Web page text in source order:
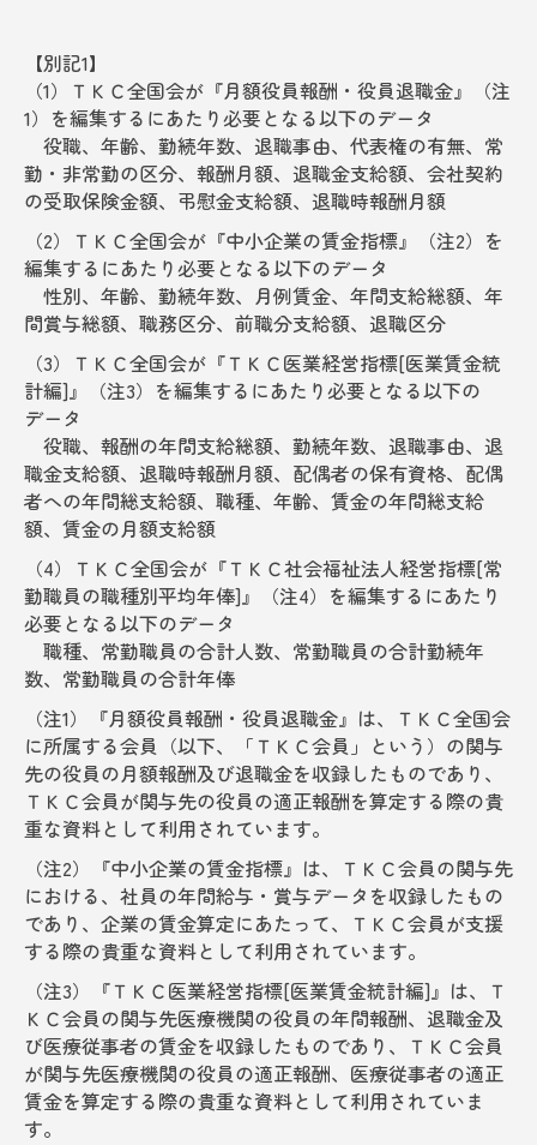
【別記1】
（1）ＴＫＣ全国会が『月額役員報酬・役員退職金』（注
1）を編集するにあたり必要となる以下のデータ
役職、年齢、勤続年数、退職事由、代表権の有無、常
勤・非常勤の区分、報酬月額、退職金支給額、会社契約
の受取保険金額、弔慰金支給額、退職時報酬月額
（2）ＴＫＣ全国会が『中小企業の賃金指標』（注2）を
編集するにあたり必要となる以下のデータ
性別、年齢、勤続年数、月例賃金、年間支給総額、年
間賞与総額、職務区分、前職分支給額、退職区分
（3）ＴＫＣ全国会が『ＴＫＣ医業経営指標[医業賃金統
計編]』（注3）を編集するにあたり必要となる以下の
データ
役職、報酬の年間支給総額、勤続年数、退職事由、退
職金支給額、退職時報酬月額、配偶者の保有資格、配偶
者への年間総支給額、職種、年齢、賃金の年間総支給
額、賃金の月額支給額
（4）ＴＫＣ全国会が『ＴＫＣ社会福祉法人経営指標[常
勤職員の職種別平均年俸]』（注4）を編集するにあたり
必要となる以下のデータ
職種、常勤職員の合計人数、常勤職員の合計勤続年
数、常勤職員の合計年俸
（注1）『月額役員報酬・役員退職金』は、ＴＫＣ全国会
に所属する会員（以下、「ＴＫＣ会員」という）の関与
先の役員の月額報酬及び退職金を収録したものであり、
ＴＫＣ会員が関与先の役員の適正報酬を算定する際の貴
重な資料として利用されています。
（注2）『中小企業の賃金指標』は、ＴＫＣ会員の関与先
における、社員の年間給与・賞与データを収録したもの
であり、企業の賃金算定にあたって、ＴＫＣ会員が支援
する際の貴重な資料として利用されています。
（注3）『ＴＫＣ医業経営指標[医業賃金統計編]』は、Ｔ
ＫＣ会員の関与先医療機関の役員の年間報酬、退職金及
び医療従事者の賃金を収録したものであり、ＴＫＣ会員
が関与先医療機関の役員の適正報酬、医療従事者の適正
賃金を算定する際の貴重な資料として利用されていま
す。